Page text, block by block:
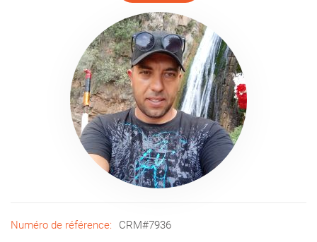
Numéro de référence:
CRM#7936